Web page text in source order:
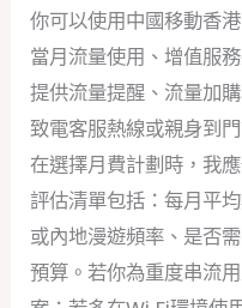
你可以使用中國移動香
當月流量使用、增值服
提供流量提醒、流量加
致電客服熱線或親身到
在選擇月費計劃時，我
評估清單包括：每月平
或內地漫遊頻率、是否
預算。若你為重度串流